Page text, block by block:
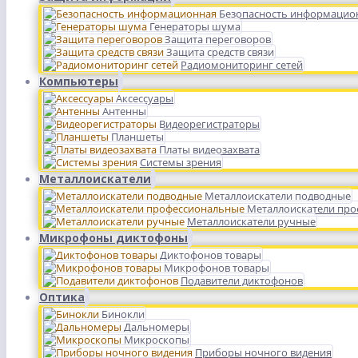
Безопасность
Генераторы шума
Защита переговоров
Защита средств связи
Радиомониторинг сетей
Компьютеры
Аксессуары
Антенны
Видеорегистраторы
Планшеты
Платы видеозахвата
Системы зрения
Металлоискатели
Металлоискатели подводные
Металлоискатели
Металлоискатели ручные
Микрофоны диктофоны
Диктофонов товары
Микрофонов товары
Подавители диктофонов
Оптика
Бинокли
Дальномеры
Микроскопы
Приборы ночного видения